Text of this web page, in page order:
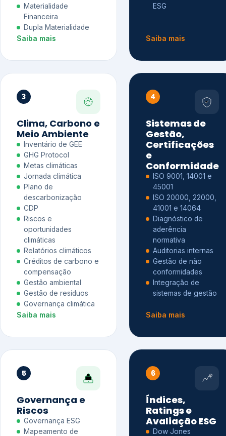
Materialidade
Financeira
Dupla Materialidade
Saiba mais
ESG
Saiba mais
3
Clima, Carbono e
Meio Ambiente
Inventário de GEE
GHG Protocol
Metas climáticas
Jornada climática
Plano de
descarbonização
CDP
Riscos e
oportunidades
climáticas
Relatórios climáticos
Créditos de carbono e
compensação
Gestão ambiental
Gestão de resíduos
Governança climática
Saiba mais
4
Sistemas de
Gestão,
Certificações
e
Conformidade
ISO 9001, 14001 e
45001
ISO 20000, 22000,
41001 e 14064
Diagnóstico de
aderência
normativa
Auditorias internas
Gestão de não
conformidades
Integração de
sistemas de gestão
Saiba mais
5
Governança e
Riscos
Governança ESG
Mapeamento de
6
Índices,
Ratings e
Avaliação ESG
Dow Jones